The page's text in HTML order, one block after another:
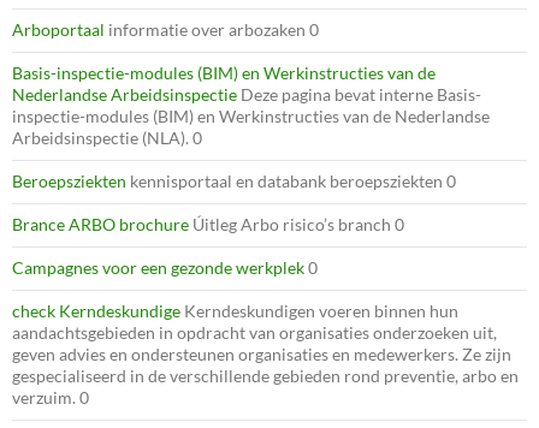
Arboportaal informatie over arbozaken 0
Basis-inspectie-modules (BIM) en Werkinstructies van de
Nederlandse Arbeidsinspectie Deze pagina bevat interne Basis-
inspectie-modules (BIM) en Werkinstructies van de Nederlandse
Arbeidsinspectie (NLA). 0
Beroepsziekten kennisportaal en databank beroepsziekten 0
Brance ARBO brochure Úitleg Arbo risico’s branch 0
Campagnes voor een gezonde werkplek0
check Kerndeskundige Kerndeskundigen voeren binnen hun
aandachtsgebieden in opdracht van organisaties onderzoeken uit,
geven advies en ondersteunen organisaties en medewerkers. Ze zijn
gespecialiseerd in de verschillende gebieden rond preventie, arbo en
verzuim. 0